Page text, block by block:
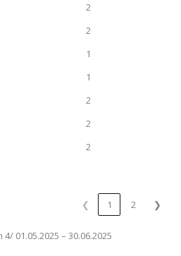
2
2
1
1
2
2
2
❮ 1 2 ❯
01.05.2025 – 30.06.2025